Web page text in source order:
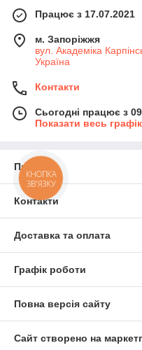
Працює з 17.07.2021
м. Запоріжжя
вул. Академіка
Україна
Контакти
Сьогодні працює з
Показати весь
Про нас
Контакти
Доставка та оплата
Графік роботи
Повна версія сайту
Сайт створено на
КНОПКА
ЗВ'ЯЗКУ